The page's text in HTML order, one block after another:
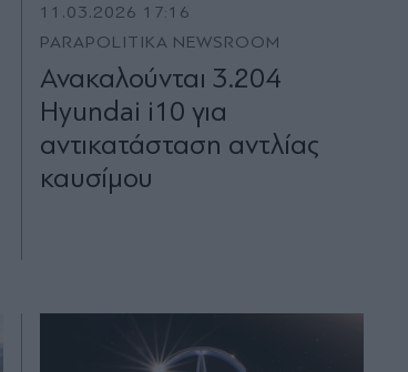
11.03.2026 17:16
PARAPOLITIKA NEWSROOM
Ανακαλούνται 3.204
Hyundai i10 για
αντικατάσταση αντλίας
καυσίμου